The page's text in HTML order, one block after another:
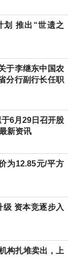
划 推出“世遗之
于李继东中国农
分行副行长任职
6月29日召开股
新资讯
为12.85元/平方
资本竞逐步入
构扎堆卖出，上